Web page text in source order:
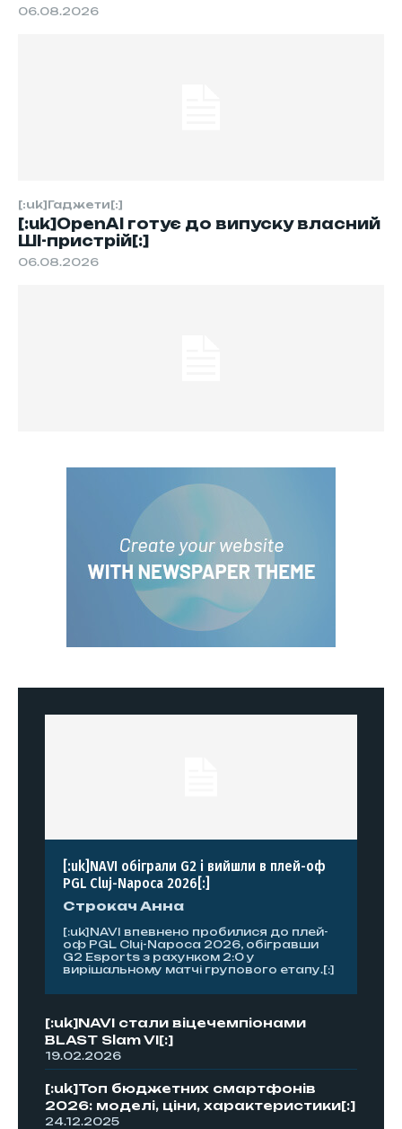
06.08.2026
[:uk]Гаджети[:]
[:uk]OpenAI готує до випуску власний
ШІ-пристрій[:]
06.08.2026
[:uk]NAVI обіграли G2 і вийшли в плей-оф
PGL Cluj-Napoca 2026[:]
Строкач Анна
[:uk]NAVI впевнено пробилися до плей-
оф PGL Cluj-Napoca 2026, обігравши
G2 Esports з рахунком 2:0 у
вирішальному матчі групового етапу.[:]
[:uk]NAVI стали віцечемпіонами
BLAST Slam VI[:]
19.02.2026
[:uk]Топ бюджетних смартфонів
2026: моделі, ціни, характеристики[:]
24.12.2025